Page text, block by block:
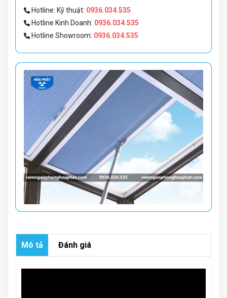
Hotline: Kỹ thuật: 0936.034.535
Hotline Kinh Doanh: 0936.034.535
Hotline Showroom: 0936.034.535
Mô tả Đánh giá